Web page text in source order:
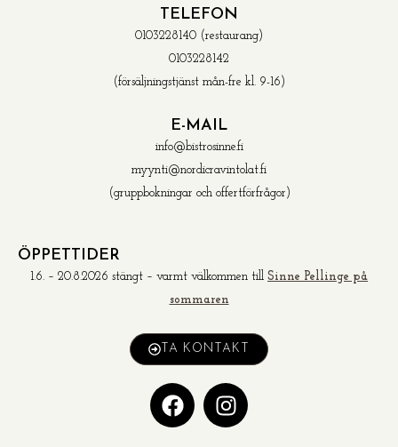
TELEFON
0103228140 (restaurang)
0103228142
(försäljningstjänst mån-fre kl. 9-16)
E-MAIL
info@bistrosinne.fi
myynti@nordicravintolat.fi
(gruppbokningar och offertförfrågor)
ÖPPETTIDER
1.6. – 20.8.2026 stängt – varmt välkommen till Sinne Pellinge på
sommaren
TA KONTAKT
a
c
n
s